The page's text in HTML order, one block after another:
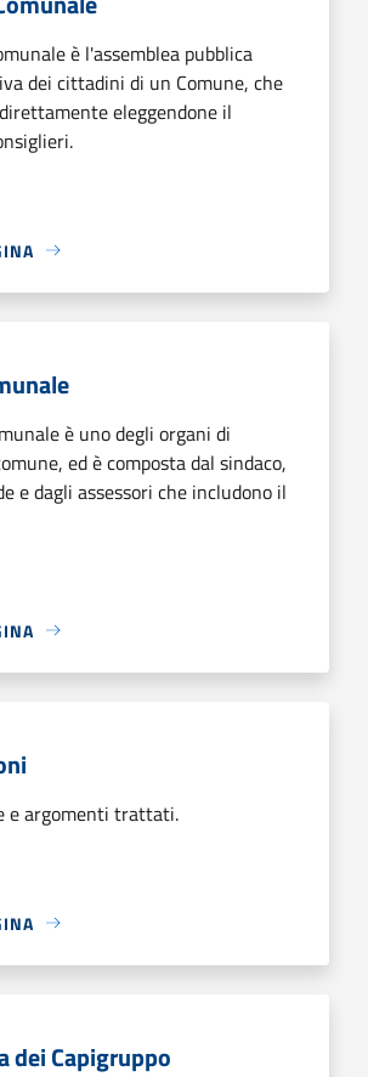
è l'assemblea pubblica
dei cittadini di un Comune, che
eleggendone il
è uno degli organi di
ed è composta dal sindaco,
e dagli assessori che includono il
e argomenti trattati.
dei Capigruppo